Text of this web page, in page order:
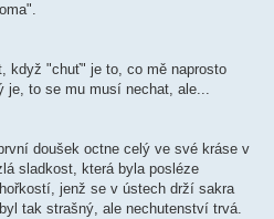
když "chuť" je to, co mě naprosto
je, to se mu musí nechat, ale...
doušek octne celý ve své kráse v
sladkost, která byla posléze
jenž se v ústech drží sakra
tak strašný, ale nechutenství trvá.